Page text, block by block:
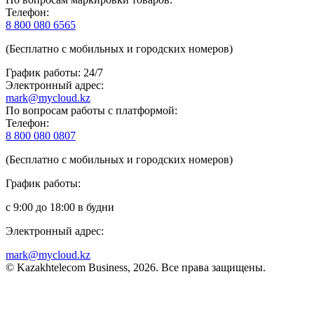
Телефон:
8 800 080 6565
(Бесплатно с мобильных и городских номеров)
График работы: 24/7
Электронный адрес:
mark@mycloud.kz
По вопросам работы с платформой:
Телефон:
8 800 080 0807
(Бесплатно с мобильных и городских номеров)
График работы:
с 9:00 до 18:00 в будни
Электронный адрес:
mark@mycloud.kz
© Kazakhtelecom Business, 2026. Все права защищены.